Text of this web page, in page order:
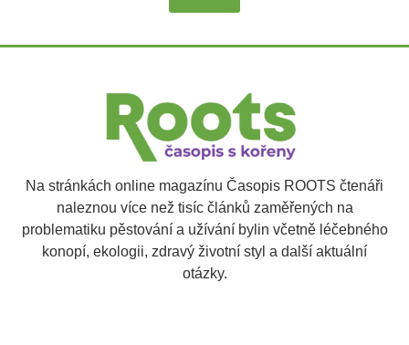
Na stránkách online magazínu Časopis ROOTS čtenáři
naleznou více než tisíc článků zaměřených na
problematiku pěstování a užívání bylin včetně léčebného
konopí, ekologii, zdravý životní styl a další aktuální
otázky.